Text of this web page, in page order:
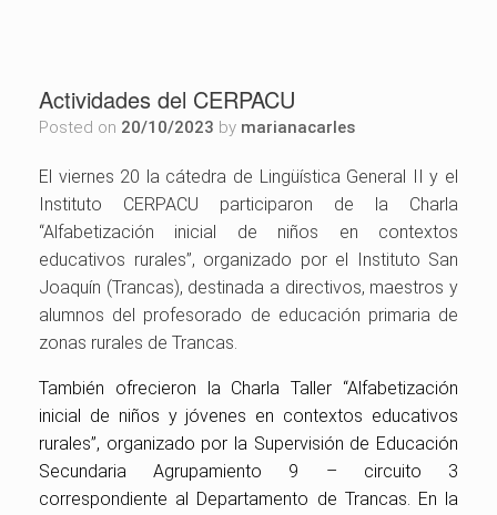
Actividades del CERPACU
Posted on 20/10/2023 by marianacarles
El viernes 20 la cátedra de Lingüística General II y el
Instituto CERPACU participaron de la Charla
“Alfabetización inicial de niños en contextos
educativos rurales”, organizado por el Instituto San
Joaquín (Trancas), destinada a directivos, maestros y
alumnos del profesorado de educación primaria de
zonas rurales de Trancas.
También ofrecieron la Charla Taller “Alfabetización
inicial de niños y jóvenes en contextos educativos
rurales”, organizado por la Supervisión de Educación
Secundaria Agrupamiento 9 – circuito 3
correspondiente al Departamento de Trancas. En la